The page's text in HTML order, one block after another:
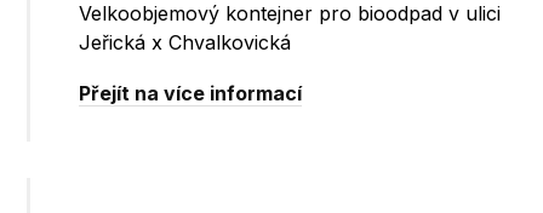
Velkoobjemový kontejner pro bioodpad v ulici
Jeřická x Chvalkovická
Přejít na více informací